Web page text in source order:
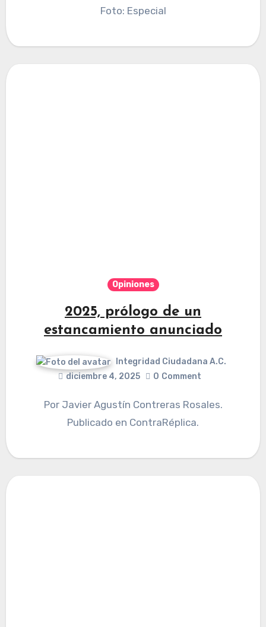
Foto: Especial
Opiniones
2025, prólogo de un
estancamiento anunciado
Integridad Ciudadana A.C.
diciembre 4, 2025
0 Comment
Por Javier Agustín Contreras Rosales.
Publicado en ContraRéplica.